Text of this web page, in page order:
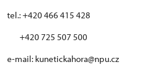
tel.: +420 466 415 428
+420 725 507 500
e-mail: kunetickahora@npu.cz